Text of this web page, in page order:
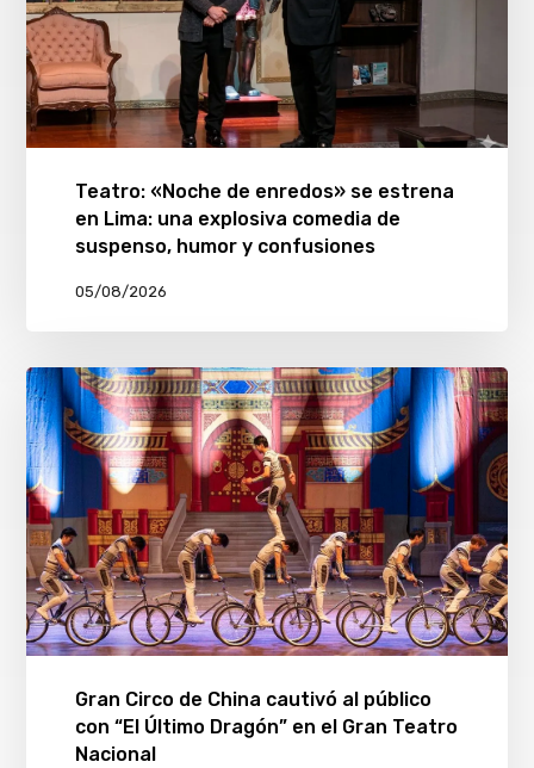
Teatro: «Noche de enredos» se estrena
en Lima: una explosiva comedia de
suspenso, humor y confusiones
05/08/2026
Gran Circo de China cautivó al público
con “El Último Dragón” en el Gran Teatro
Nacional